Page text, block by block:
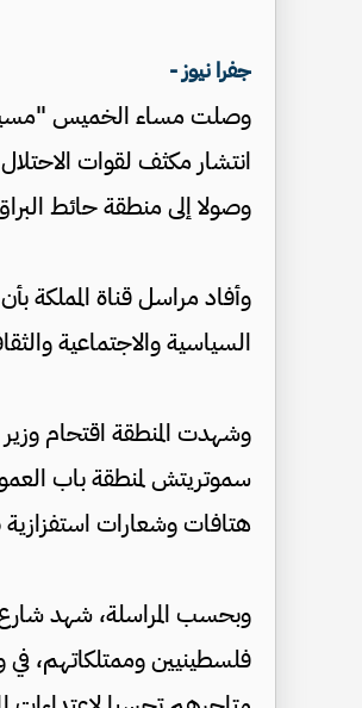
جفرا نيوز -
وصلت مساء الخميس "مسيرة
انتشار مكثف لقوات
وصولا إلى منطقة حائط
وأفاد مراسل قناة المملكة
السياسية والاجتماعية
وشهدت المنطقة اقتحام وزير
سموتريتش لمنطقة باب
هتافات وشعارات
وبحسب المراسلة، شهد
فلسطينيين وممتلكاتهم،